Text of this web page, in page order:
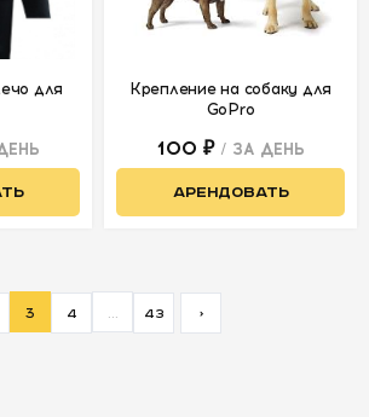
для
Крепление на собаку для
GoPro
100 ₽ / ЗА ДЕНЬ
АРЕНДОВАТЬ
3 4 ... 43 >